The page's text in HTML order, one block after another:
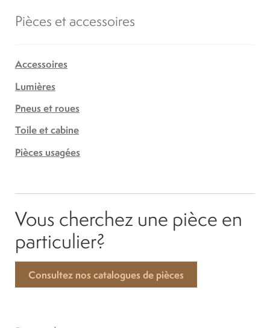
Pièces et accessoires
Accessoires
Lumières
Pneus et roues
Toile et cabine
Pièces usagées
Vous cherchez une pièce en
particulier?
Consultez nos catalogues de pièces